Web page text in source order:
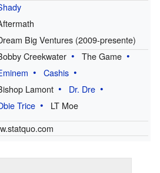
Big Ventures (2009-presente)
Creekwater
The Game
Cashis
Lamont
Dr. Dre
Trice
LT Moe